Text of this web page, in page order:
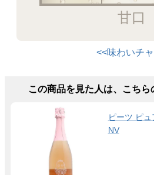
甘口
<<味わいチ
この商品を見た人は、こち
ピーツ ピ
NV